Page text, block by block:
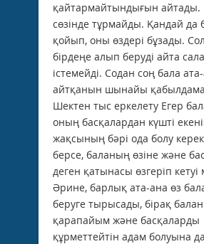
қайтармайтындығын айтады.
сөзінде тұрмайды. Қандай да
қойып, оны өздері бұзады. Сол
бірдеңе алып беруді айта
істемейді. Содан соң бала
айтқанын шынайы
Шектен тыс еркелету Егер
оның басқалардан күшті
жақсының бәрі ода болу
берсе, баланың өзіне және
деген қатынасы өзгеріп кетуі
Әрине, барлық ата-ана өз
беруге тырысады, бірақ
қарапайым және басқаларды
құрметтейтін адам болуына